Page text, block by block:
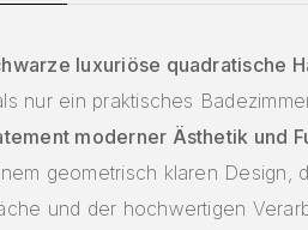
luxuriöse quadratische
nur ein praktisches
moderner Ästhetik und
geometrisch klaren Design,
und der hochwertigen